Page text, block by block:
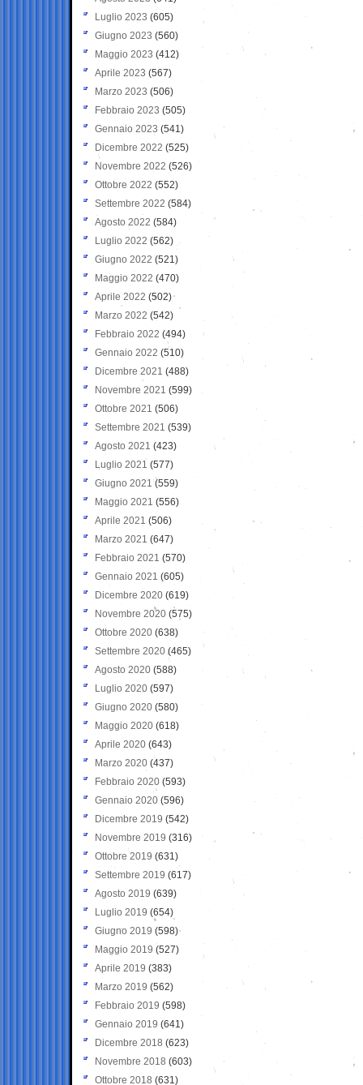
Luglio 2023 (605)
Giugno 2023 (560)
Maggio 2023 (412)
Aprile 2023 (567)
Marzo 2023 (506)
Febbraio 2023 (505)
Gennaio 2023 (541)
Dicembre 2022 (525)
Novembre 2022 (526)
Ottobre 2022 (552)
Settembre 2022 (584)
Agosto 2022 (584)
Luglio 2022 (562)
Giugno 2022 (521)
Maggio 2022 (470)
Aprile 2022 (502)
Marzo 2022 (542)
Febbraio 2022 (494)
Gennaio 2022 (510)
Dicembre 2021 (488)
Novembre 2021 (599)
Ottobre 2021 (506)
Settembre 2021 (539)
Agosto 2021 (423)
Luglio 2021 (577)
Giugno 2021(559)
Maggio 2021 (556)
Aprile 2021 (506)
Marzo 2021 (647)
Febbraio 2021 (570)
Gennaio 2021 (605)
Dicembre 2020 (619)
Novembre 2020 (575)
Ottobre 2020 (638)
Settembre 2020(465)
Agosto 2020 (588)
Luglio 2020 (597)
Giugno 2020 (580)
Maggio 2020 (618)
Aprile 2020 (643)
Marzo 2020 (437)
Febbraio 2020 (593)
Gennaio 2020 (596)
Dicembre 2019 (542)
Novembre 2019 (316)
Ottobre 2019 (631)
Settembre 2019 (617)
Agosto 2019 (639)
Luglio 2019 (654)
Giugno 2019 (598)
Maggio 2019 (527)
Aprile 2019 (383)
Marzo 2019 (562)
Febbraio 2019 (598)
Gennaio 2019 (641)
Dicembre 2018 (623)
Novembre 2018 (603)
Ottobre 2018 (631)